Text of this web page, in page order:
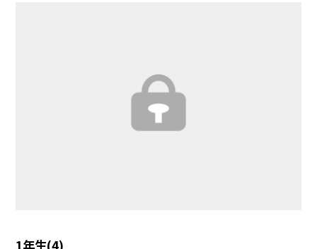
1年生(4)